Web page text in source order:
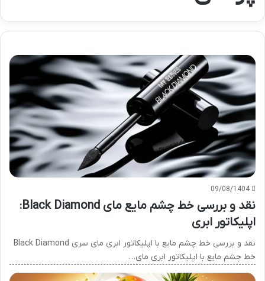
09/08/1404
نقد و بررسی خط چشم مایع مای Black Diamond:
اپلیکاتور ابری
نقد و بررسی خط چشم مایع با اپلیکاتور ابری مای سری Black Diamond
خط چشم مایع با اپلیکاتور ابری مای…